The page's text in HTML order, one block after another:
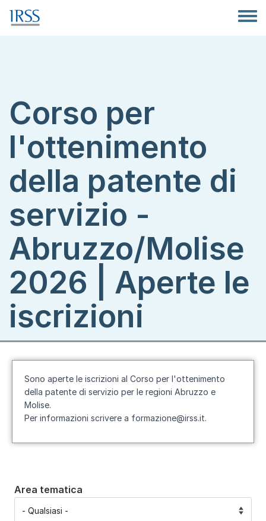
Corso per
l'ottenimento
della patente di
servizio -
Abruzzo/Molise
2026 | Aperte le
iscrizioni
Sono aperte le iscrizioni al Corso per l'ottenimento
della patente di servizio per le regioni Abruzzo e
Molise.
Per informazioni scrivere a formazione@irss.it.
Area tematica